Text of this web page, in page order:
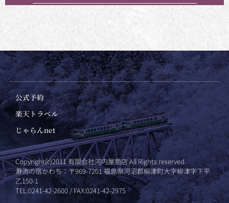
公式予約
楽天トラベル
じゃらんnet
Copyright(c)2011 有限会社河内屋商店 All Rights reserved
瀞流の宿かわち：〒969-7201 福島県河沼郡柳津町大字柳津字下平
乙150-1
TEL:0241-42-2600 / FAX:0241-42-2975